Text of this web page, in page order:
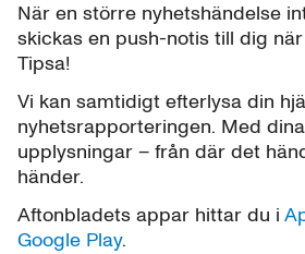
När en större nyhetshändelse
skickas en push-notis till dig
Tipsa!
Vi kan samtidigt efterlysa din
nyhetsrapporteringen. Med
upplysningar – från där det
händer.
Aftonbladets appar hittar du i
Google Play.